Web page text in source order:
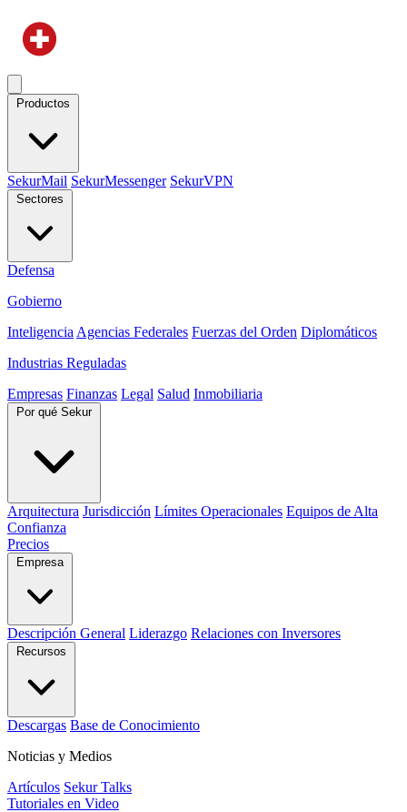
Productos
SekurMail SekurMessenger SekurVPN
Sectores
Defensa
Gobierno
Inteligencia Agencias Federales Fuerzas del Orden Diplomáticos
Industrias Reguladas
Empresas Finanzas Legal Salud Inmobiliaria
Por qué Sekur
Arquitectura Jurisdicción Límites Operacionales Equipos de Alta
Confianza
Precios
Empresa
Descripción General Liderazgo Relaciones con Inversores
Recursos
Descargas Base de Conocimiento
Noticias y Medios
Artículos Sekur Talks
Tutoriales en Video